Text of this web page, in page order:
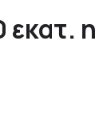
εκατ. η